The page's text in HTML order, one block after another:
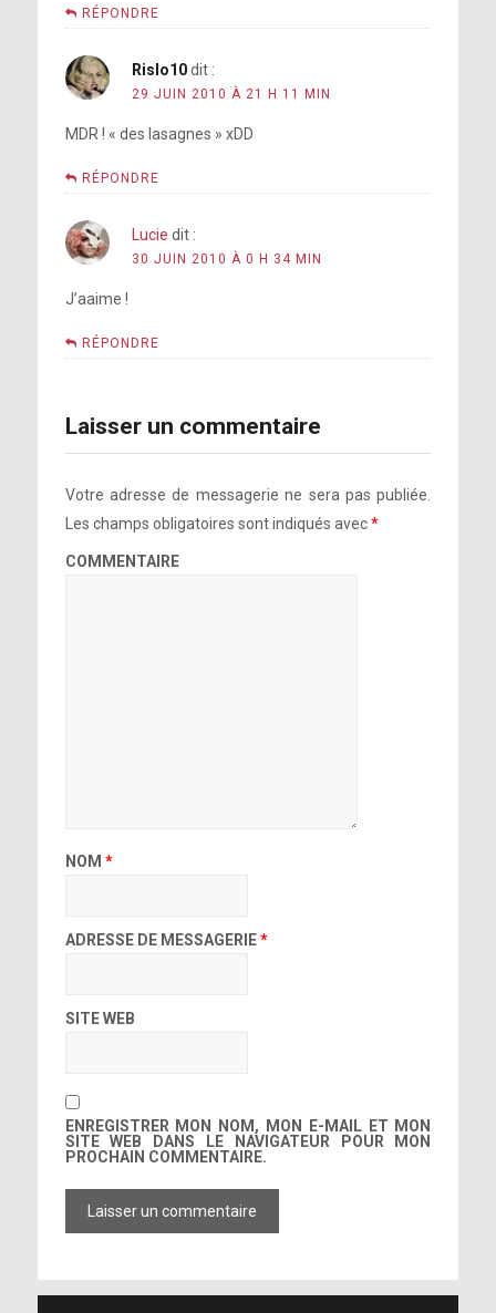
RÉPONDRE
Rislo10 dit :
29 JUIN 2010 À 21 H 11 MIN
MDR ! « des lasagnes » xDD
RÉPONDRE
Lucie dit :
30 JUIN 2010 À 0 H 34 MIN
J’aaime !
RÉPONDRE
Laisser un commentaire
Votre adresse de messagerie ne sera pas publiée.
Les champs obligatoires sont indiqués avec*
COMMENTAIRE
NOM *
ADRESSE DE MESSAGERIE*
SITE WEB
ENREGISTRER MON NOM, MON E-MAIL ET MON
SITE WEB DANS LE NAVIGATEUR POUR MON
PROCHAIN COMMENTAIRE.